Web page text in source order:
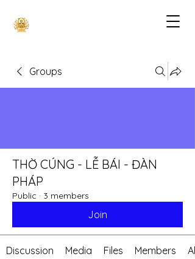
Groups
THỜ CÚNG - LỄ BÁI - ĐÀN
PHÁP
Public · 3 members
Join
Discussion Media Files Members